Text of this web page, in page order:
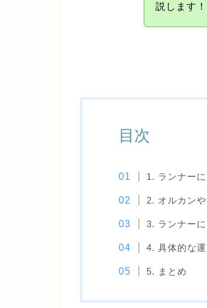
説します！
目次
1. ランナー
2. オルカン
3. ランナー
4. 具体的な
5. まとめ